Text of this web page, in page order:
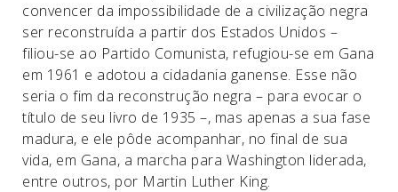
convencer da impossibilidade de a civilização negra
ser reconstruída a partir dos Estados Unidos –
filiou-se ao Partido Comunista, refugiou-se em Gana
em 1961 e adotou a cidadania ganense. Esse não
seria o fim da reconstrução negra – para evocar o
título de seu livro de 1935 –, mas apenas a sua fase
madura, e ele pôde acompanhar, no final de sua
vida, em Gana, a marcha para Washington liderada,
entre outros, por Martin Luther King.